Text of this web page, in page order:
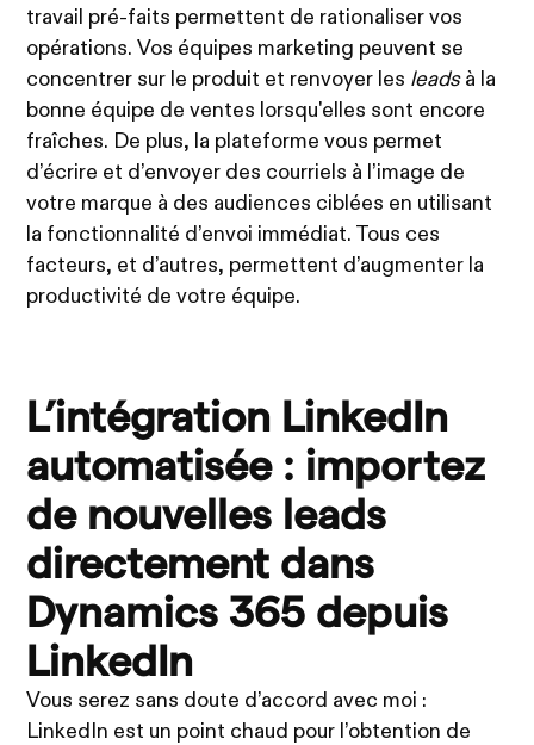
travail pré-faits permettent de rationaliser vos
opérations. Vos équipes marketing peuvent se
concentrer sur le produit et renvoyer les leadsà la
bonne équipe de ventes lorsqu'elles sont encore
fraîches. De plus, la plateforme vous permet
d’écrire et d’envoyer des courriels à l’image de
votre marque à des audiences ciblées en utilisant
la fonctionnalité d’envoi immédiat. Tous ces
facteurs, et d’autres, permettent d’augmenter la
productivité de votre équipe.
L’intégration LinkedIn
automatisée : importez
de nouvelles leads
directement dans
Dynamics 365 depuis
LinkedIn
Vous serez sans doute d’accord avec moi :
LinkedIn est un point chaud pour l’obtention de